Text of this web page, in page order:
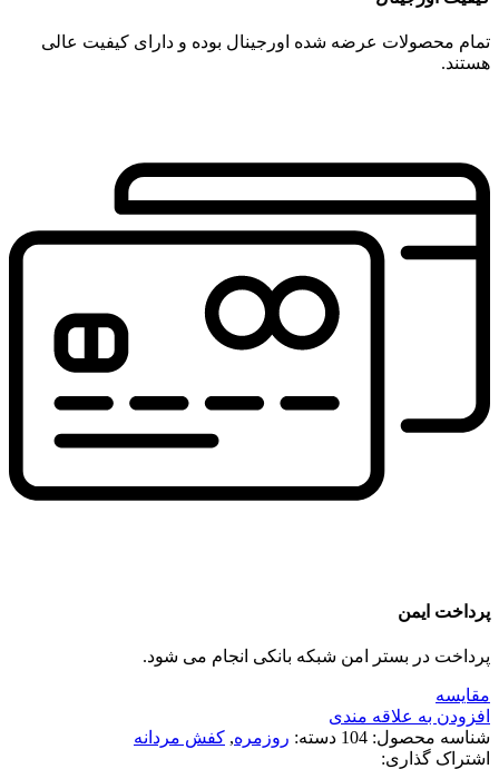
تمام محصولات عرضه شده اورجینال بوده و دارای کیفیت عالی
هستند.
پرداخت ایمن
پرداخت در بستر امن شبکه بانکی انجام می شود.
مقايسه
افزودن به علاقه مندی
شناسه محصول: 104 دسته: روزمره, کفش مردانه
اشتراک گذاری: